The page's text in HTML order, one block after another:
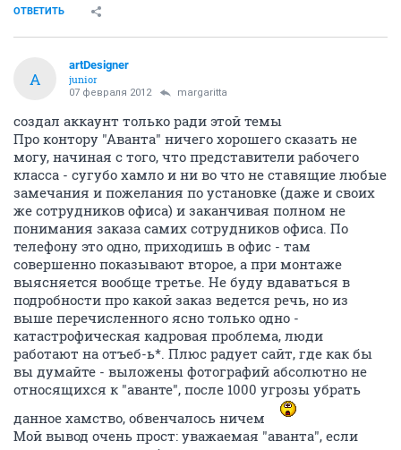
ОТВЕТИТЬ
A
artDesigner
junior
07 февраля 2012 margaritta
создал аккаунт только ради этой темы
Про контору "Аванта" ничего хорошего сказать не
могу, начиная с того, что представители рабочего
класса - сугубо хамло и ни во что не ставящие любые
замечания и пожелания по установке (даже и своих
же сотрудников офиса) и заканчивая полном не
понимания заказа самих сотрудников офиса. По
телефону это одно, приходишь в офис - там
совершенно показывают второе, а при монтаже
выясняется вообще третье. Не буду вдаваться в
подробности про какой заказ ведется речь, но из
выше перечисленного ясно только одно -
катастрофическая кадровая проблема, люди
работают на отъеб-ь*. Плюс радует сайт, где как бы
вы думайте - выложены фотографий абсолютно не
относящихся к "аванте", после 1000 угрозы убрать
данное хамство, обвенчалось ничем
Мой вывод очень прост: уважаемая "аванта", если